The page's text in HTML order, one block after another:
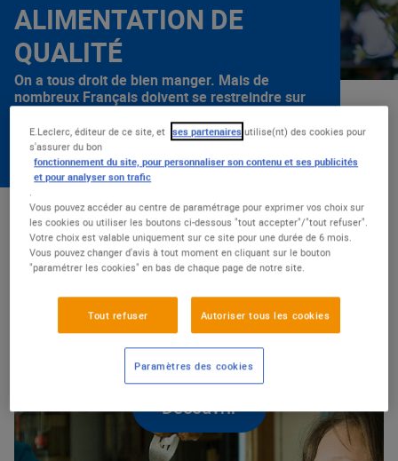
ALIMENTATION DE
QUALITÉ
On a tous droit de bien manger. Mais de
nombreux Français doivent se restreindre sur
moyens. C’est pourquoi E.Leclerc se bat
chaque jour pour plus de qualité et
d’accessibilité.
NUTRITION & QUALITÉ
S’engager pour une
alimentation de qualité
Découvrir
E.Leclerc, éditeur de ce site, et ses partenaires utilise(nt) des cookies pour
s'assurer du bon
fonctionnement du site, pour personnaliser son contenu et ses publicités
et pour analyser son trafic
.
Vous pouvez accéder au centre de paramétrage pour exprimer vos choix sur
les cookies ou utiliser les boutons ci-dessous "tout accepter"/"tout refuser".
Votre choix est valable uniquement sur ce site pour une durée de 6 mois.
Vous pouvez changer d'avis à tout moment en cliquant sur le bouton
"paramétrer les cookies" en bas de chaque page de notre site.
Tout refuser Autoriser tous les cookies
Paramètres des cookies